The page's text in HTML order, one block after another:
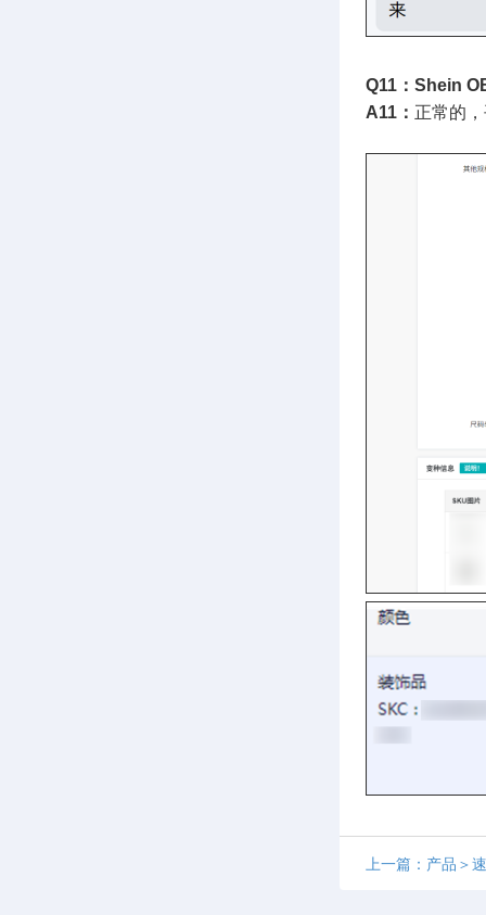
Q11：Shein
A11： 正常的
上一篇：产品＞